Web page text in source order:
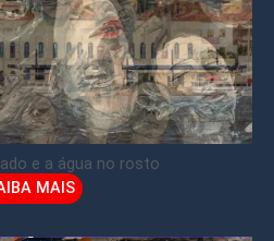
e a água no rosto
MAIS